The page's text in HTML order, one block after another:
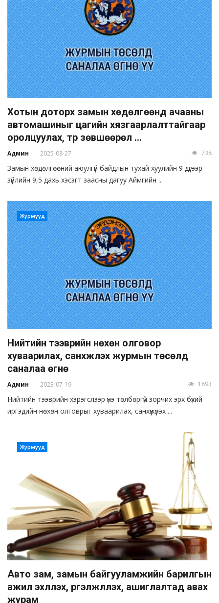
Хотын доторх замын хөдөлгөөнд ачааны
автомашиныг цагийн хязгаарлалттайгаар
оролцуулах, түр зөвшөөрөл ...
Админ 2025-08-27 738
Замын хөдөлгөөний аюулгүй байдлын тухай хуулийн 9 дүгээр
зүйлийн 9,5 дахь хэсэгт заасны дагуу Аймгийн ...
Журмууд
Нийтийн тээврийн нөхөн олговор
хуваарилах, санхүүжүүлэх журмын төсөлд
саналаа өгнө үү
Админ 2023-07-19 1893
Нийтийн тээврийн хэрэгслээр үнэ төлбөргүй зорчих эрх бүхий
иргэдийн нөхөн олговрыг хуваарилах, санхүүжүүлэх ...
Журмууд
Авто зам, замын байгууламжийн барилгын
ажил эхлүүлэх, үргэлжлүүлэх, ашиглалтад авах
журам